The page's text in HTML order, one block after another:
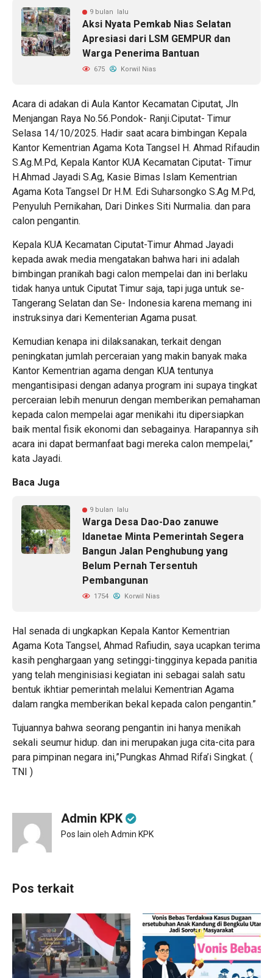
9 bulan lalu
Aksi Nyata Pemkab Nias Selatan
Apresiasi dari LSM GEMPUR dan
Warga Penerima Bantuan
675 Korwil Nias
Acara di adakan di Aula Kantor Kecamatan Ciputat, Jln
Menjangan Raya No.56.Pondok- Ranji.Ciputat- Timur
Selasa 14/10/2025. Hadir saat acara bimbingan Kepala
Kantor Kementrian Agama Kota Tangsel H. Ahmad Rifaudin
S.Ag.M.Pd, Kepala Kantor KUA Kecamatan Ciputat- Timur
H.Ahmad Jayadi S.Ag, Kasie Bimas Islam Kementrian
Agama Kota Tangsel Dr H.M. Edi Suharsongko S.Ag M.Pd,
Penyuluh Pernikahan, Dari Dinkes Siti Nurmalia. dan para
calon pengantin.
Kepala KUA Kecamatan Ciputat-Timur Ahmad Jayadi
kepada awak media mengatakan bahwa hari ini adalah
bimbingan pranikah bagi calon mempelai dan ini berlaku
tidak hanya untuk Ciputat Timur saja, tapi juga untuk se-
Tangerang Selatan dan Se- Indonesia karena memang ini
instruksinya dari Kementerian Agama pusat.
Kemudian kenapa ini dilaksanakan, terkait dengan
peningkatan jumlah perceraian yang makin banyak maka
Kantor Kementrian agama dengan KUA tentunya
mengantisipasi dengan adanya program ini supaya tingkat
perceraian lebih menurun dengan memberikan pemahaman
kepada calon mempelai agar menikahi itu dipersiapkan
baik mental fisik ekonomi dan sebagainya. Harapannya sih
acara ini dapat bermanfaat bagi mereka calon mempelai,”
kata Jayadi.
Baca Juga
9 bulan lalu
Warga Desa Dao-Dao zanuwe
Idanetae Minta Pemerintah Segera
Bangun Jalan Penghubung yang
Belum Pernah Tersentuh
Pembangunan
1754 Korwil Nias
Hal senada di ungkapkan Kepala Kantor Kementrian
Agama Kota Tangsel, Ahmad Rafiudin, saya ucapkan terima
kasih penghargaan yang setinggi-tingginya kepada panitia
yang telah menginisiasi kegiatan ini sebagai salah satu
bentuk ikhtiar pemerintah melalui Kementrian Agama
dalam rangka memberikan bekal kepada calon pengantin.”
Tujuannya bahwa seorang pengantin ini hanya menikah
sekali seumur hidup. dan ini merupakan juga cita-cita para
para pimpinan negara ini,”Pungkas Ahmad Rifa’i Singkat. (
TNI )
Admin KPK
Pos lain oleh Admin KPK
Pos terkait